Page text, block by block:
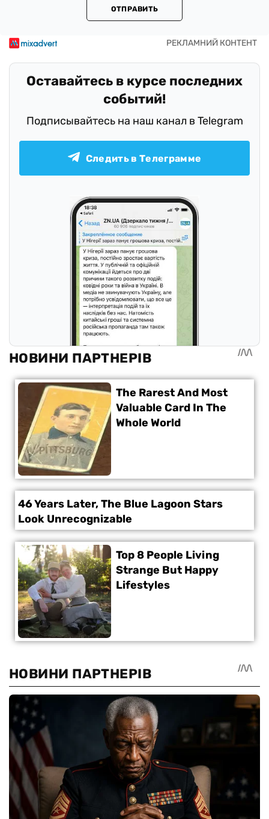
ОТПРАВИТЬ
Оставайтесь в курсе последних
событий!
Подписывайтесь на наш канал в Telegram
Следить в Телеграмме